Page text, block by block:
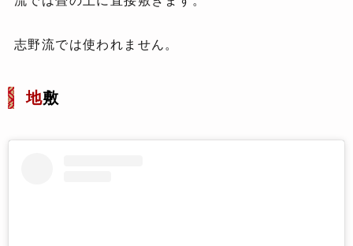
志野流では使われません。
地敷